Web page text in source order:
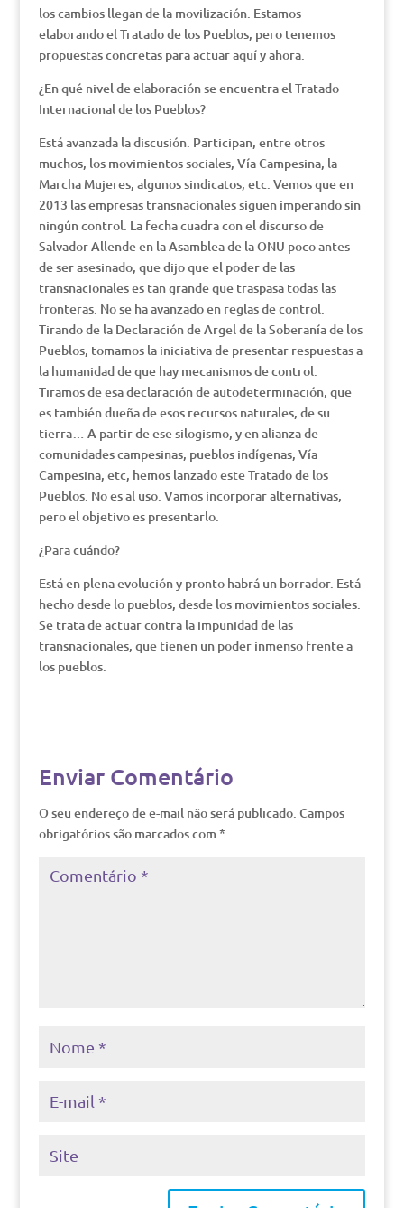
los cambios llegan de la movilización. Estamos
elaborando el Tratado de los Pueblos, pero tenemos
propuestas concretas para actuar aquí y ahora.
¿En qué nivel de elaboración se encuentra el Tratado
Internacional de los Pueblos?
Está avanzada la discusión. Participan, entre otros
muchos, los movimientos sociales, Vía Campesina, la
Marcha Mujeres, algunos sindicatos, etc. Vemos que en
2013 las empresas transnacionales siguen imperando sin
ningún control. La fecha cuadra con el discurso de
Salvador Allende en la Asamblea de la ONU poco antes
de ser asesinado, que dijo que el poder de las
transnacionales es tan grande que traspasa todas las
fronteras. No se ha avanzado en reglas de control.
Tirando de la Declaración de Argel de la Soberanía de los
Pueblos, tomamos la iniciativa de presentar respuestas a
la humanidad de que hay mecanismos de control.
Tiramos de esa declaración de autodeterminación, que
es también dueña de esos recursos naturales, de su
tierra… A partir de ese silogismo, y en alianza de
comunidades campesinas, pueblos indígenas, Vía
Campesina, etc, hemos lanzado este Tratado de los
Pueblos. No es al uso. Vamos incorporar alternativas,
pero el objetivo es presentarlo.
¿Para cuándo?
Está en plena evolución y pronto habrá un borrador. Está
hecho desde lo pueblos, desde los movimientos sociales.
Se trata de actuar contra la impunidad de las
transnacionales, que tienen un poder inmenso frente a
los pueblos.
Enviar Comentário
O seu endereço de e-mail não será publicado. Campos
obrigatórios são marcados com *